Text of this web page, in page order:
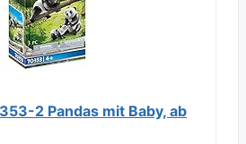
2 Pandas mit Baby, ab